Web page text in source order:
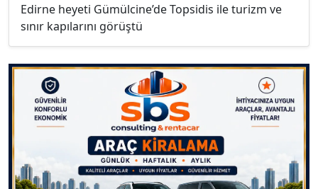
Edirne heyeti Gümülcine’de Topsidis ile turizm ve
sınır kapılarını görüştü